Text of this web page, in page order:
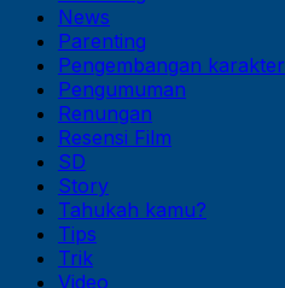
News
Parenting
Pengembangan karakter
Pengumuman
Renungan
Resensi Film
SD
Story
Tahukah kamu?
Tips
Trik
Video